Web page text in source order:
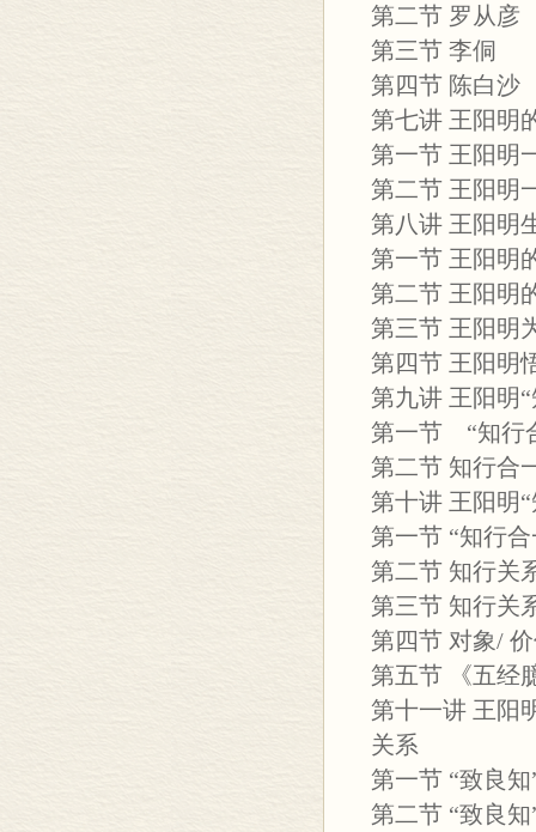
第二节 罗从彦
第三节 李侗
第四节 陈白沙
第七讲 王阳明
第一节 王阳明
第二节 王阳明
第八讲 王阳明
第一节 王阳明
第二节 王阳明
第三节 王阳明
第四节 王阳明
第九讲 王阳明
第一节 “知行
第二节 知行合
第十讲 王阳明
第一节 “知行
第二节 知行关
第三节 知行关
第四节 对象/
第五节 《五经
第十一讲 王阳
关系
第一节 “致良
第二节 “致良